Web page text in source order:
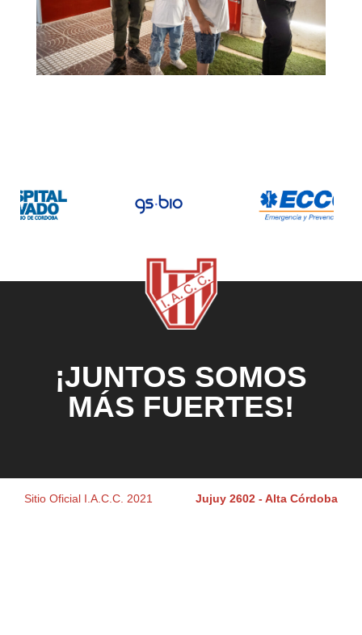
¡JUNTOS SOMOS
MÁS FUERTES!
Sitio Oficial I.A.C.C. 2021 Jujuy 2602 - Alta Córdoba